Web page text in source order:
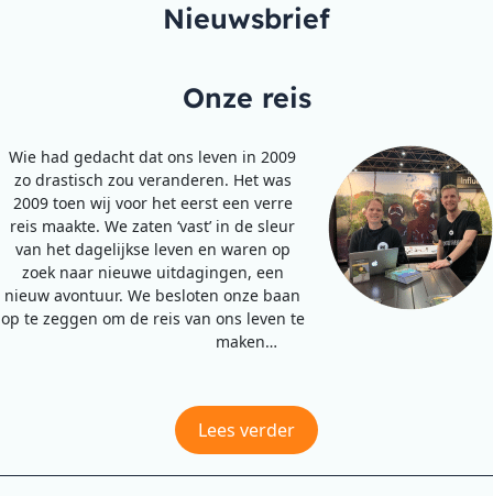
Nieuwsbrief
Onze reis
Wie had gedacht dat ons leven in 2009
zo drastisch zou veranderen. Het was
2009 toen wij voor het eerst een verre
reis maakte. We zaten ‘vast’ in de sleur
van het dagelijkse leven en waren op
zoek naar nieuwe uitdagingen, een
nieuw avontuur. We besloten onze baan
op te zeggen om de reis van ons leven te
maken…
Lees verder